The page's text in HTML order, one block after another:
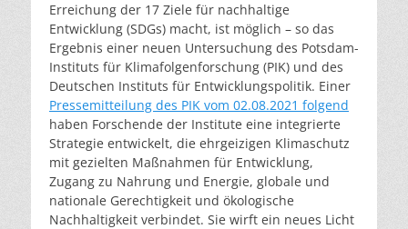
Erreichung der 17 Ziele für nachhaltige
Entwicklung (SDGs) macht, ist möglich – so das
Ergebnis einer neuen Untersuchung des Potsdam-
Instituts für Klimafolgenforschung (PIK) und des
Deutschen Instituts für Entwicklungspolitik. Einer
Pressemitteilung des PIK vom 02.08.2021 folgend
haben Forschende der Institute eine integrierte
Strategie entwickelt, die ehrgeizigen Klimaschutz
mit gezielten Maßnahmen für Entwicklung,
Zugang zu Nahrung und Energie, globale und
nationale Gerechtigkeit und ökologische
Nachhaltigkeit verbindet. Sie wirft ein neues Licht